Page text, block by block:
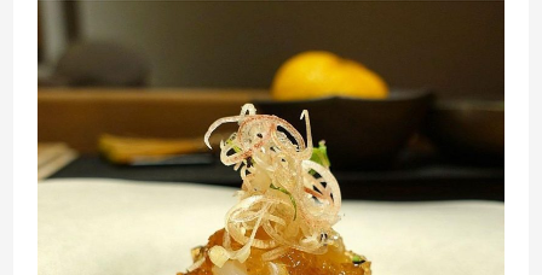
匠
樂
割